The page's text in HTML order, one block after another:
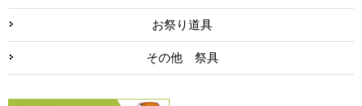
お祭り道具
その他 祭具